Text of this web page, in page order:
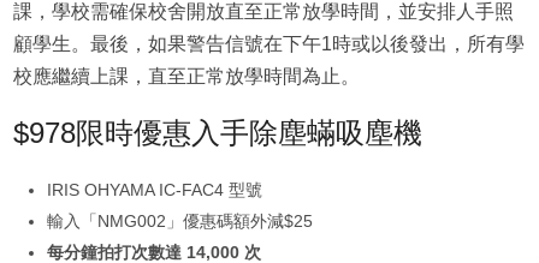
課，學校需確保校舍開放直至正常放學時間，並安排人手照
顧學生。最後，如果警告信號在下午1時或以後發出，所有學
校應繼續上課，直至正常放學時間為止。
$978限時優惠入手除塵蟎吸塵機
IRIS OHYAMA IC-FAC4 型號
輸入「NMG002」優惠碼額外減$25
每分鐘拍打次數達 14,000 次